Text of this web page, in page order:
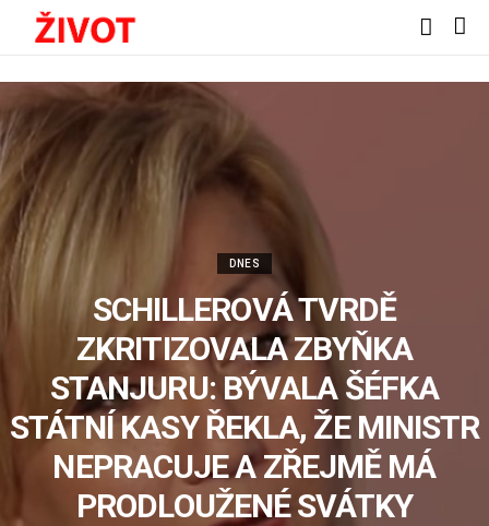
DNES
SCHILLEROVÁ TVRDĚ
ZKRITIZOVALA ZBYŇKA
STANJURU: BÝVALA ŠÉFKA
STÁTNÍ KASY ŘEKLA, ŽE MINISTR
NEPRACUJE A ZŘEJMĚ MÁ
PRODLOUŽENÉ SVÁTKY